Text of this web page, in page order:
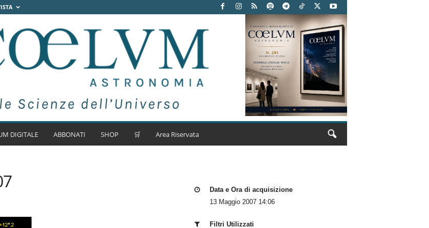
DIGITALE ABBONATI SHOP 🛒 Area Riservata
Data e Ora di acquisizione
13 Maggio 2007 14:06
Filtri Utilizzati